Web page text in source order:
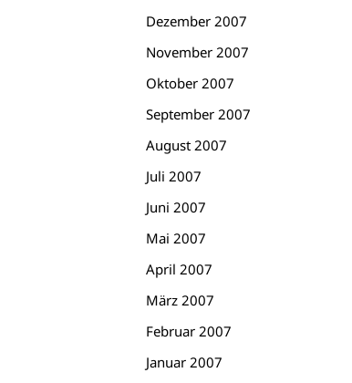
Dezember 2007
November 2007
Oktober 2007
September 2007
August 2007
Juli 2007
Juni 2007
Mai 2007
April 2007
März 2007
Februar 2007
Januar 2007